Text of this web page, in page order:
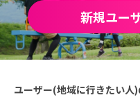
新規ユー
ユーザー(地域に行きたい人